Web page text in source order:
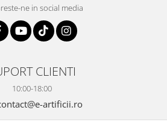
ne in social media
CLIENTI
10:00-18:00
artificii.ro